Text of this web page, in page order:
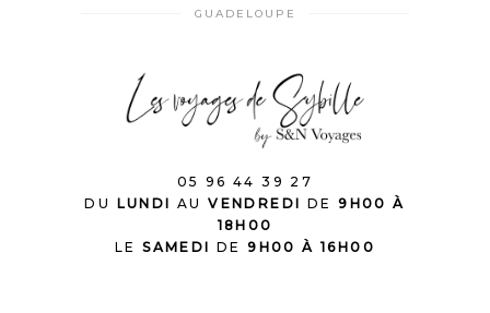
GUADELOUPE
05 96 44 39 27
DU
LUNDI AUVENDREDI DE9H00 À
18H00
LE SAMEDI DE9H00 À 16H00